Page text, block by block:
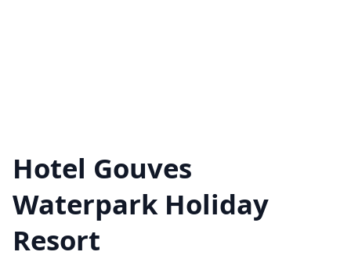
Hotel Gouves
Waterpark Holiday
Resort